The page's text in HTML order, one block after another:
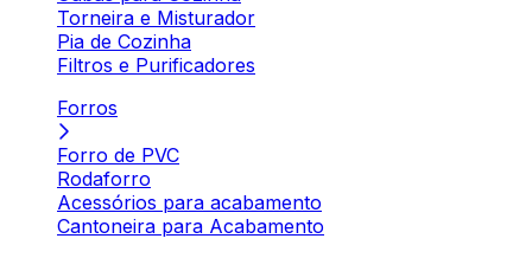
Torneira e Misturador
Pia de Cozinha
Filtros e Purificadores
Forros
Forro de PVC
Rodaforro
Acessórios para acabamento
Cantoneira para Acabamento